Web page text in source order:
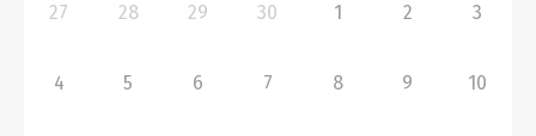
27 28 29 30 1 2 3
4 5 6 7 8 9 10